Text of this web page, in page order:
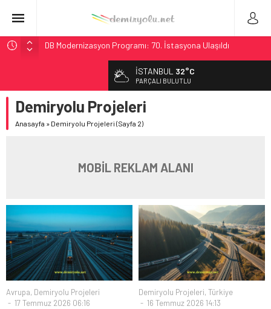
DB Modernizasyon Programı: 70. İstasyona Ulaşıldı
GB Railfreight İngiltere’de Lider, Class 99’lar 2026’da Yolda
İngiltere Demiryolunda Tarihi Entegrasyon: GBR Anglia
Resmen Başladı
Malezya Havayolları, TGV ile 28 Fransız Şehrine Tek Bilet
Ukrayna’da Yolcu Trenine İHA Saldırısı: Zamanında Tahliye
İSTANBUL 32°C
PARÇALI BULUTLU
Demiryolu Projeleri
Anasayfa » Demiryolu Projeleri (Sayfa 2)
MOBİL REKLAM ALANI
Avrupa, Demiryolu Projeleri
17 Temmuz 2026 06:16
Demiryolu Projeleri, Türkiye
16 Temmuz 2026 14:13